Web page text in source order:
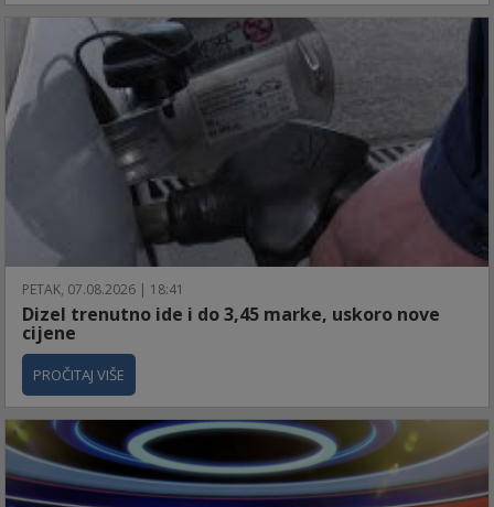
PETAK, 07.08.2026 | 18:41
Dizel trenutno ide i do 3,45 marke, uskoro nove
cijene
PROČITAJ VIŠE